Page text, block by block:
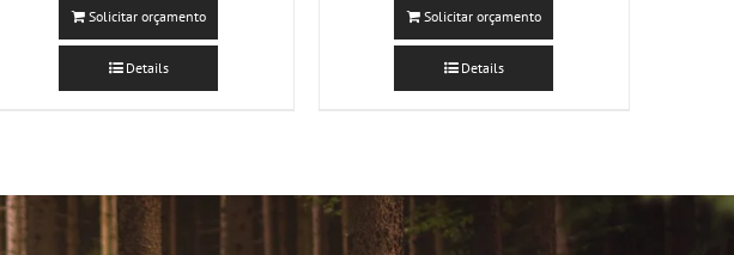
Solicitar orçamento
Details
Solicitar orçamento
Details